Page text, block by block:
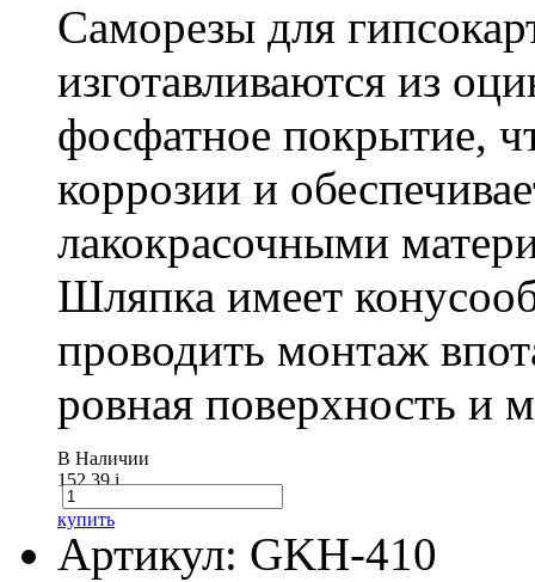
Саморезы для
изготавливаются из
фосфатное покрытие,
коррозии и
лакокрасочными
Шляпка имеет
проводить монтаж
ровная поверхность и
В Наличии
152.39i
купить
Артикул: GKH-410